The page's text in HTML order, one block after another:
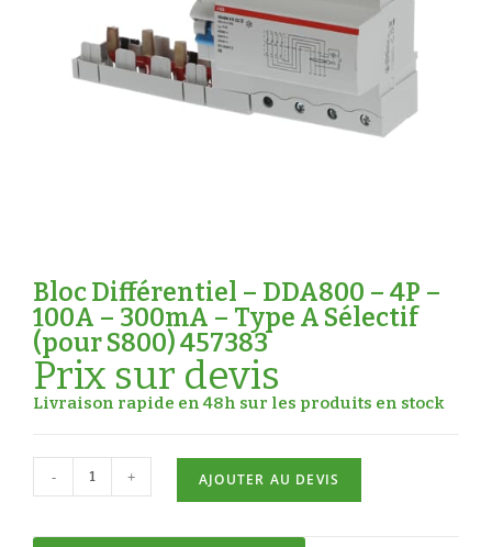
Bloc Différentiel – DDA800 – 4P –
100A – 300mA – Type A Sélectif
(pour S800) 457383
Prix sur devis
Livraison rapide en 48h sur les produits en stock
- + AJOUTER AU DEVIS